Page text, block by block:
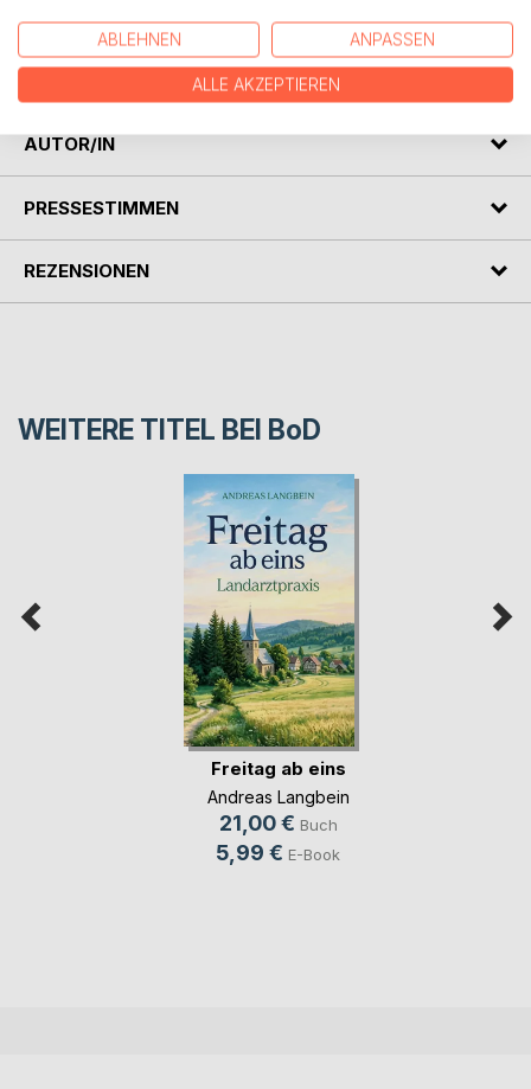
Erzieher und Eltern oft an dem Spruch „Wer die Rute
schont, verdirbt die Kinder“ oder „Wer sein Kind liebt der
AUTOR/IN
PRESSESTIMMEN
REZENSIONEN
WEITERE TITEL BEI BoD
Freitag ab eins
Andreas Langbein
21,00 € Buch
5,99 € E-Book
ABLEHNEN ANPASSEN
ALLE AKZEPTIEREN